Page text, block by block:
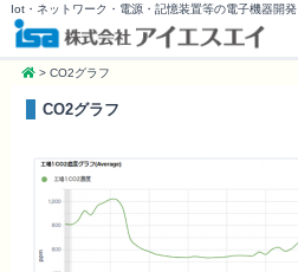
Iot・ネットワーク・電源・記憶装置等の電子機器開
> CO2グラフ
CO2グラフ